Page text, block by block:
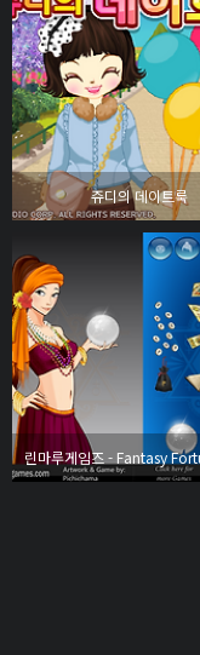
쥬디의 데이트룩